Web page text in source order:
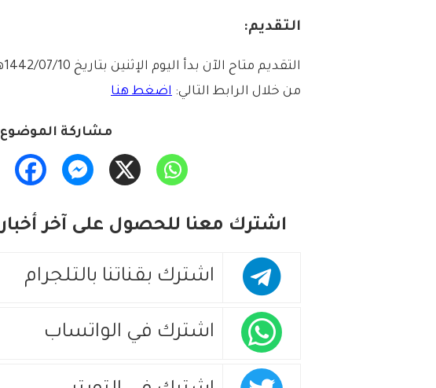
التقديم:
من خلال الرابط التالي: اضغط هنا
مشاركة
اشترك معنا للحصول على آخر
اشترك بقناتنا بالتلجرام
اشترك في الواتساب